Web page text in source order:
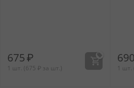
675₽
1 шт. (675 ₽ за шт.)
690
1 шт. (